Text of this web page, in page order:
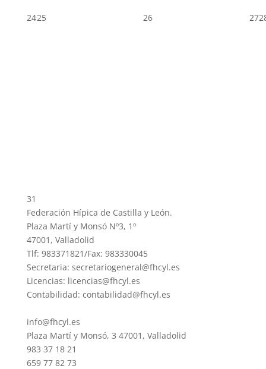
2425 26 27
31
Federación Hípica de Castilla y León.
Plaza Martí y Monsó Nº3, 1º
47001, Valladolid
Tlf: 983371821/Fax: 983330045
Secretaria: secretariogeneral@fhcyl.es
Licencias: licencias@fhcyl.es
Contabilidad: contabilidad@fhcyl.es
info@fhcyl.es
Plaza Martí y Monsó, 3 47001, Valladolid
983 37 18 21
659 77 82 73